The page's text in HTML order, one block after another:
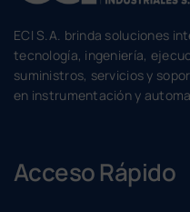
ECI S.A. brinda soluciones
tecnología, ingeniería,
suministros, servicios y
en instrumentación y
Acceso Rápido